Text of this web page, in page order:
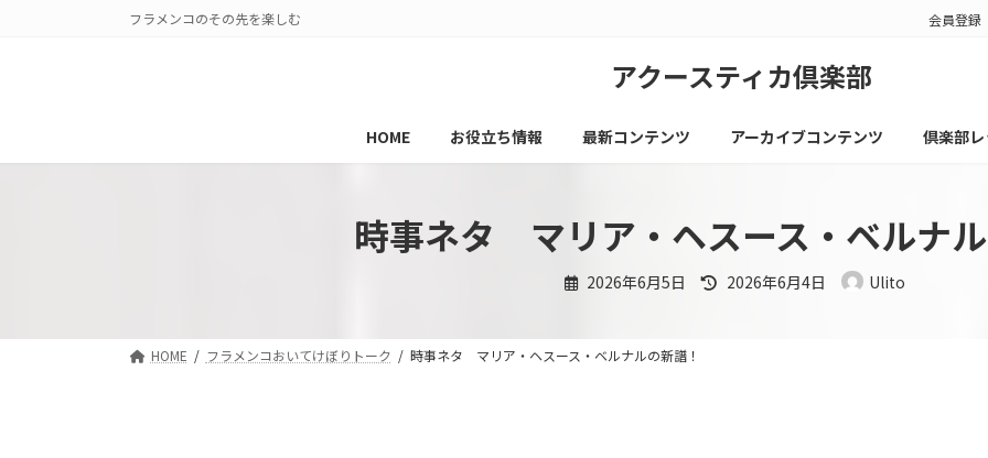
ス
ン
フラメンコのその先を楽しむ 会員登録
アクースティカ倶楽部
HOME お役立ち情報 最新コンテンツ アーカイブコンテンツ 倶楽部
時事ネタ マリア・ヘスース・ベルナル
2026年6月5日 最
終
2026年6月4日 Ulito
HOME フラメンコおいてけぼりトーク 時事ネタ マリア・ヘスース・ベルナルの新譜！